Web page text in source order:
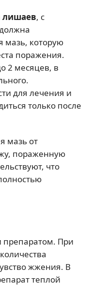
лишаев, с
мазь, которую
поражения.
2 месяцев, в
для лечения и
только после
мазь от
пораженную
что
препаратом. При
жжения. В
теплой